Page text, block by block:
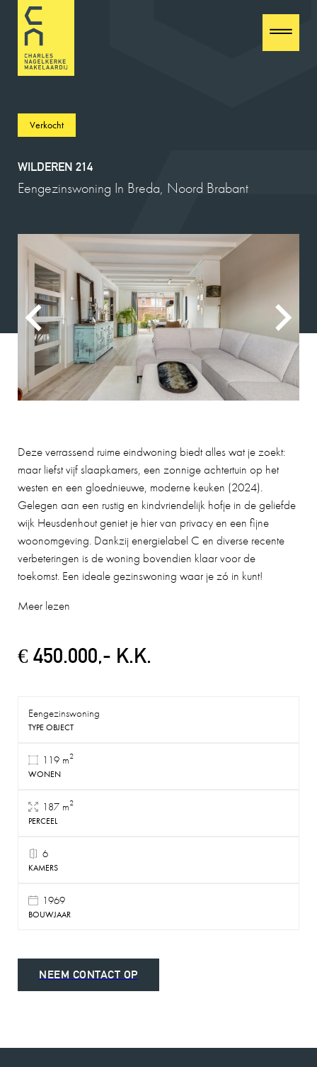
WILDEREN 214
Eengezinswoning In Breda, Noord Brabant
Verkocht
Deze verrassend ruime eindwoning biedt alles wat je zoekt:
maar liefst vijf slaapkamers, een zonnige achtertuin op het
westen en een gloednieuwe, moderne keuken (2024).
Gelegen aan een rustig en kindvriendelijk hofje in de geliefde
wijk Heusdenhout geniet je hier van privacy en een fijne
woonomgeving. Dankzij energielabel C en diverse recente
verbeteringen is de woning bovendien klaar voor de
toekomst. Een ideale gezinswoning waar je zó in kunt!
Meer lezen
€ 450.000,- K.K.
Eengezinswoning
TYPE OBJECT
119 m2
WONEN
187 m2
PERCEEL
6
KAMERS
1969
BOUWJAAR
NEEM CONTACT OP